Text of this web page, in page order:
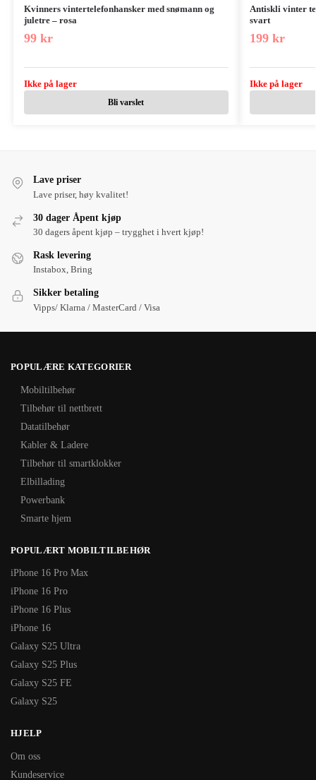
Kvinners vintertelefonhansker med snømann og
juletre – rosa
99 kr
Ikke på lager
Bli varslet
Antiskli vinter
svart
199 kr
Ikke på lager
Lave priser
Lave priser, høy kvalitet!
30 dager Åpent kjøp
30 dagers åpent kjøp – trygghet i hvert kjøp!
Rask levering
Instabox, Bring
Sikker betaling
Vipps/ Klarna / MasterCard / Visa
POPULÆRE KATEGORIER
Mobiltilbehør
Tilbehør til nettbrett
Datatilbehør
Kabler & Ladere
Tilbehør til smartklokker
Elbillading
Powerbank
Smarte hjem
POPULÆRT MOBILTILBEHØR
iPhone 16 Pro Max
iPhone 16 Pro
iPhone 16 Plus
iPhone 16
Galaxy S25 Ultra
Galaxy S25 Plus
Galaxy S25 FE
Galaxy S25
HJELP
Om oss
Kundeservice